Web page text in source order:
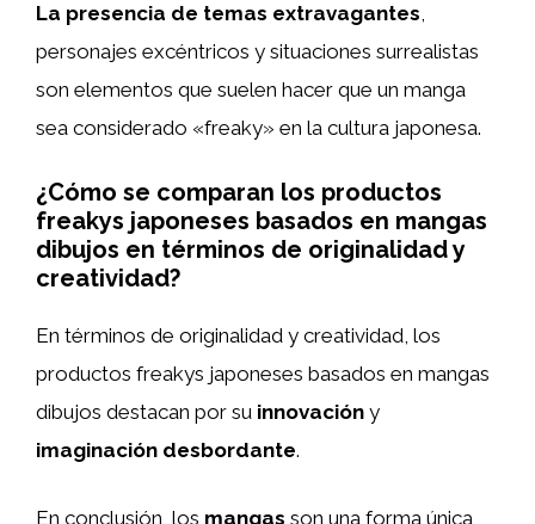
La presencia de temas extravagantes,
personajes excéntricos y situaciones surrealistas
son elementos que suelen hacer que un manga
sea considerado «freaky» en la cultura japonesa.
¿Cómo se comparan los productos
freakys japoneses basados en mangas
dibujos en términos de originalidad y
creatividad?
En términos de originalidad y creatividad, los
productos freakys japoneses basados en mangas
dibujos destacan por su innovación y
imaginación desbordante.
En conclusión, los mangas son una forma única